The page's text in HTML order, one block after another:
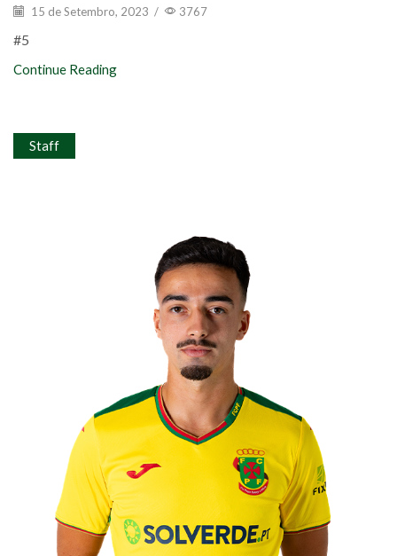
15 de Setembro, 2023 / 3767
#5
Continue Reading
Staff